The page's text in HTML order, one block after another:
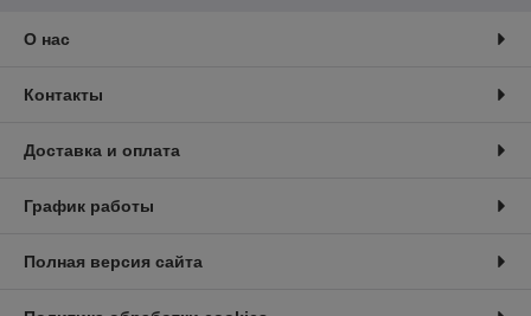
О нас
Контакты
Доставка и оплата
График работы
Полная версия сайта